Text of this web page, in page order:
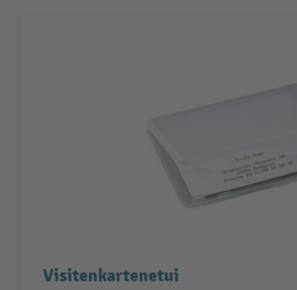
Visitenkartenetui